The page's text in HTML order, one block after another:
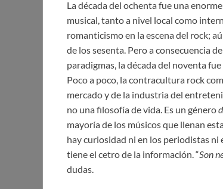
La década del ochenta fue una
musical, tanto a nivel local como
romanticismo en la escena del rock;
de los sesenta. Pero a consecuencia
paradigmas, la década del noventa
Poco a poco, la contracultura rock
mercado y de la industria del
no una filosofía de vida. Es un género
mayoría de los músicos que llenan
hay curiosidad ni en los periodistas
tiene el cetro de la información. “Son
dudas.